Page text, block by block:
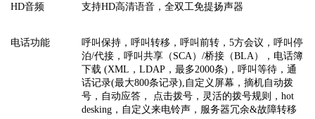
HD音频 支持HD高清语音，全双工免提扬声器
电话功能 呼叫保持，呼叫转移，呼叫前转， 5方会议，呼叫停
泊/代接，呼叫共享（SCA）/桥接（BLA），电话簿
下载 (XML，LDAP，最多2000条)，呼叫等待，通
话记录(最大800条记录),自定义屏幕，摘机自动拨
号，自动应答， 点击拨号，灵活的拨号规则，hot
desking，自定义来电铃声，服务器冗余&故障转移